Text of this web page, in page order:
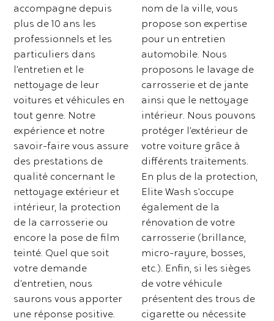
accompagne depuis
plus de 10 ans les
professionnels et les
particuliers dans
l’entretien et le
nettoyage de leur
voitures et véhicules en
tout genre. Notre
expérience et notre
savoir-faire vous assure
des prestations de
qualité concernant le
nettoyage extérieur et
intérieur, la protection
de la carrosserie ou
encore la pose de film
teinté. Quel que soit
votre demande
d’entretien, nous
saurons vous apporter
une réponse positive.
nom de la ville, vous
propose son expertise
pour un entretien
automobile. Nous
proposons le lavage de
carrosserie et de jante
ainsi que le nettoyage
intérieur. Nous pouvons
protéger l’extérieur de
votre voiture grâce à
différents traitements.
En plus de la protection,
Elite Wash s’occupe
également de la
rénovation de votre
carrosserie (brillance,
micro-rayure, bosses,
etc.). Enfin, si les sièges
de votre véhicule
présentent des trous de
cigarette ou nécessite